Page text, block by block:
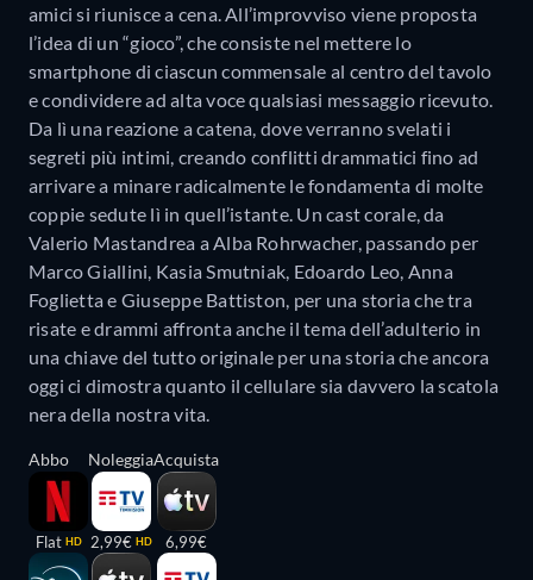
amici si riunisce a cena. All’improvviso viene proposta
l’idea di un “gioco”, che consiste nel mettere lo
smartphone di ciascun commensale al centro del tavolo
e condividere ad alta voce qualsiasi messaggio ricevuto.
Da lì una reazione a catena, dove verranno svelati i
segreti più intimi, creando conflitti drammatici fino ad
arrivare a minare radicalmente le fondamenta di molte
coppie sedute lì in quell’istante. Un cast corale, da
Valerio Mastandrea a Alba Rohrwacher, passando per
Marco Giallini, Kasia Smutniak, Edoardo Leo, Anna
Foglietta e Giuseppe Battiston, per una storia che tra
risate e drammi affronta anche il tema dell’adulterio in
una chiave del tutto originale per una storia che ancora
oggi ci dimostra quanto il cellulare sia davvero la scatola
nera della nostra vita.
Abbo
Flat HD
Noleggia
2,99€ HD
Acquista
6,99€